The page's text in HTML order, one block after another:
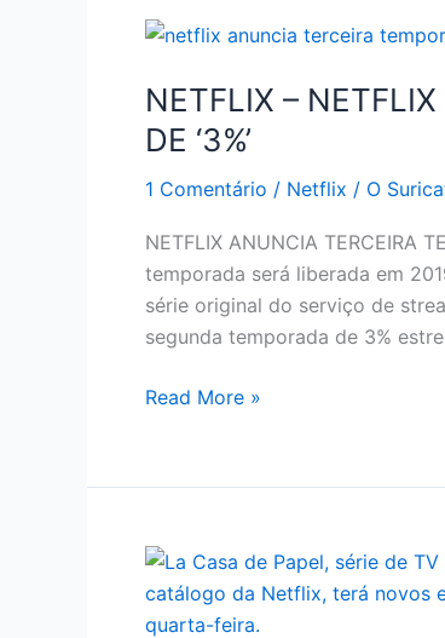
NETFLIX –
DE ‘3%’
1 Comentário / Netflix / O
NETFLIX ANUNCIA TERCEIRA
temporada será liberada em
série original do serviço de
segunda temporada de 3%
NETFLIX
ANUNCIA
TEMPORADA
DE
‘3%’
Read More »